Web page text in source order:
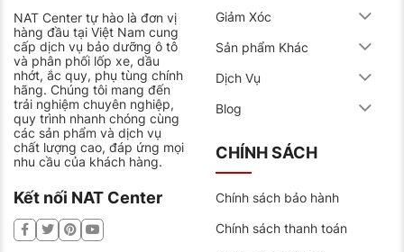
Toyota: Hilux
Toyota: Dyna
Mặc dù, lốp 165/80R13C được dùng tương thích với
nhiều loại xe, tuy nhiên để đảm bảo hiệu suất tối ưu và
an toàn khi vận hành, các chủ xế nên kiểm tra thông
số kỹ thuật của xe bao gồm: xếp hạng tốc độ, tải
trọng, độ mòn lốp,… theo đúng khuyến cáo nhà sản
xuất để chọn ra đúng dòng lốp phù hợp cho xe.
Sport 4S Chính Hãng Tại NAT Center
Đặc Tính Lốp Michelin Agillis 3 RC
NAT Center tự hào là đơn vị
hàng đầu tại Việt Nam cung
cấp dịch vụ bảo dưỡng ô tô
và phân phối lốp xe, dầu
nhớt, ắc quy, phụ tùng chính
hãng. Chúng tôi mang đến
trải nghiệm chuyên nghiệp,
quy trình nhanh chóng cùng
các sản phẩm và dịch vụ
chất lượng cao, đáp ứng mọi
nhu cầu của khách hàng.
Kết nối NAT Center
Giảm Xóc
Sản phẩm Khác
Dịch Vụ
Blog
CHÍNH SÁCH
Chính sách bảo hành
Chính sách thanh toán